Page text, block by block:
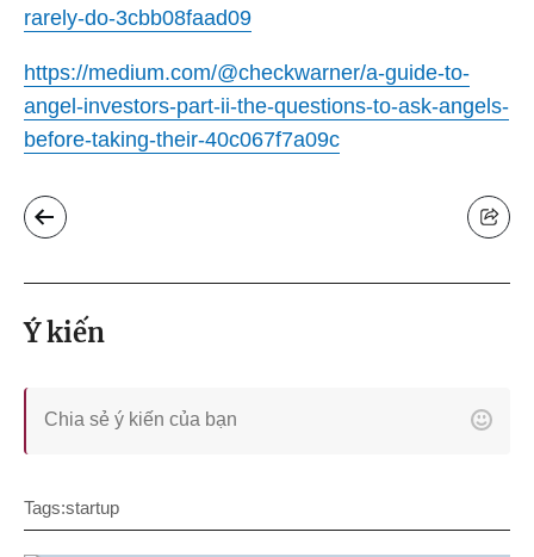
rarely-do-3cbb08faad09
https://medium.com/@checkwarner/a-guide-to-
angel-investors-part-ii-the-questions-to-ask-angels-
before-taking-their-40c067f7a09c
Ý kiến
Tags:startup